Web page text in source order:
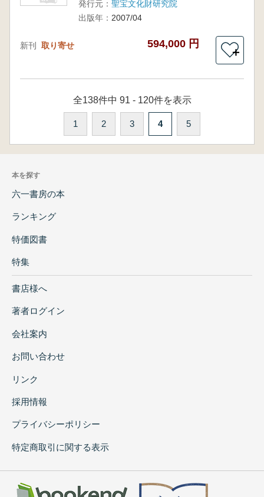
発行元： 聖宝文化財研究院
出版年： 2007/04
新刊 取り寄せ 594,000 円
＋
全138件中 91 - 120件を表示
1 2 3 4 5
本を探す
六一書房の本
ランキング
特価図書
特集
書店様へ
著者ログイン
会社案内
お問い合わせ
リンク
採用情報
プライバシーポリシー
特定商取引に関する表示